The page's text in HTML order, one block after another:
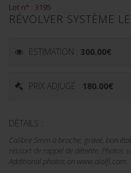
Lot n° : 3195
RÉVOLVER SYSTÈME
ESTIMATION : 300.00€
PRIX ADJUGÉ : 180.00€
DÉTAILS :
Calibre 5mm à broche, gravé, bon
ressort de rappel de détente. Photos
Additional photos on www.aiolfi.com.